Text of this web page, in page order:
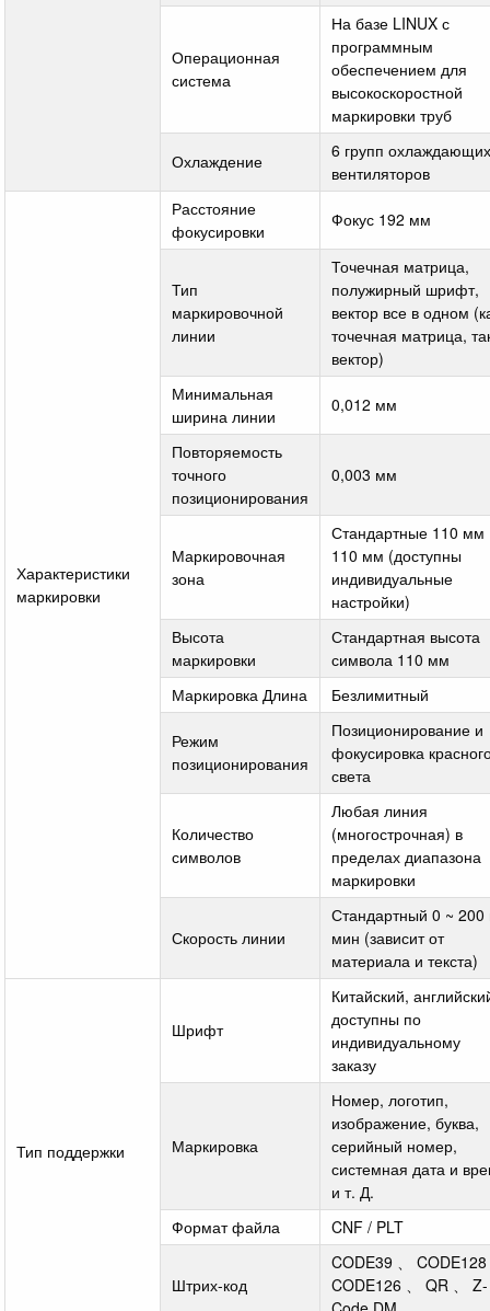
Операционная
система
На базе LINUX с
программным
обеспечением для
высокоскоростной
маркировки труб
Охлаждение
6 групп
вентиляторов
Характеристики
маркировки
Расстояние
фокусировки
Фокус 192 мм
Тип
маркировочной
линии
Точечная матрица,
полужирный шрифт,
вектор все в одном
точечная матрица,
вектор)
Минимальная
ширина линии
0,012 мм
Повторяемость
точного
позиционирования
0,003 мм
Маркировочная
зона
Стандартные 110 мм
110 мм (доступны
индивидуальные
настройки)
Высота
маркировки
Стандартная высота
символа 110 мм
Маркировка Длина
Безлимитный
Режим
позиционирования
Позиционирование и
фокусировка
света
Количество
символов
Любая линия
(многострочная) в
пределах диапазона
маркировки
Скорость линии
Стандартный 0 ~
мин (зависит от
материала и текста)
Тип поддержки
Шрифт
Китайский,
доступны по
индивидуальному
заказу
Маркировка
Номер, логотип,
изображение, буква,
серийный номер,
системная дата и
и т. Д.
Формат файла
CNF / PLT
Штрих-код
CODE39 、
CODE126 、 QR 、 Z-